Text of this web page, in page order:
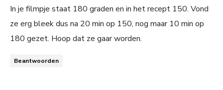
In je filmpje staat 180 graden en in het recept 150. Vond
ze erg bleek dus na 20 min op 150, nog maar 10 min op
180 gezet. Hoop dat ze gaar worden.
Beantwoorden